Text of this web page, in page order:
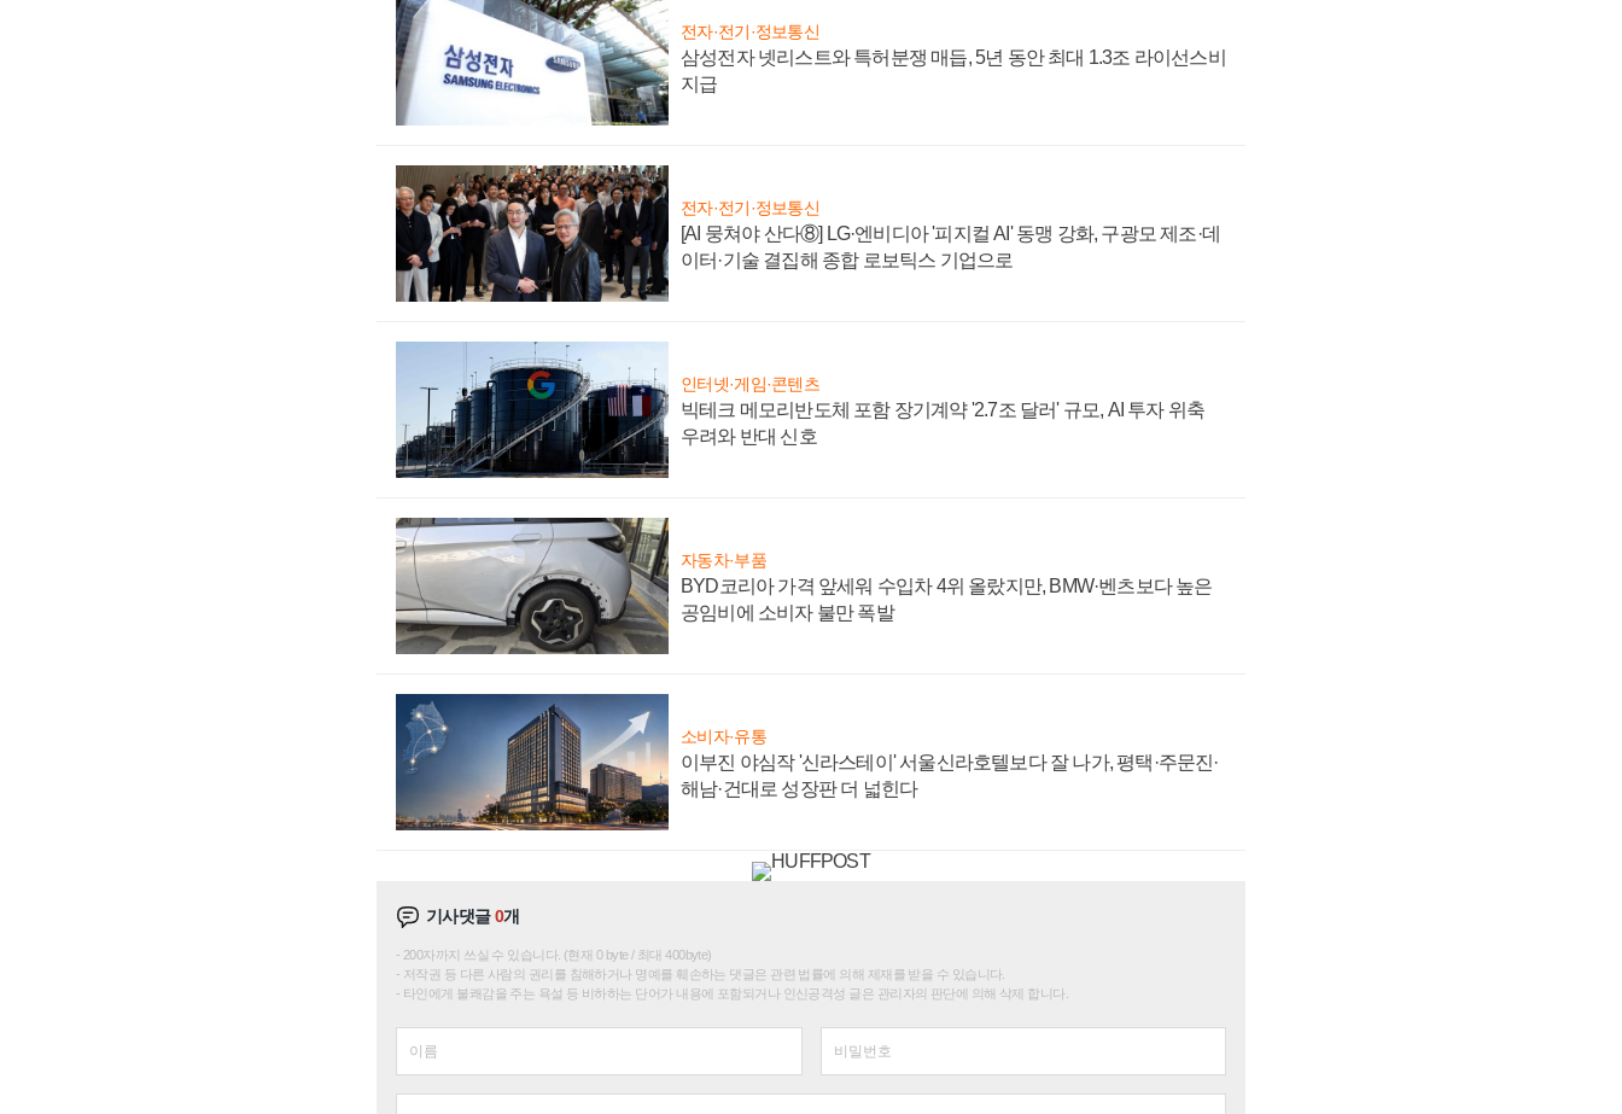
전자·전기·정보통신
삼성전자 넷리스트와 특허분쟁 매듭, 5년 동안 최대 1.3조 라이선스비
지급
전자·전기·정보통신
[AI 뭉쳐야 산다⑧] LG·엔비디아 '피지컬 AI' 동맹 강화, 구광모 제조·데
이터·기술 결집해 종합 로보틱스 기업으로
인터넷·게임·콘텐츠
빅테크 메모리반도체 포함 장기계약 '2.7조 달러' 규모, AI 투자 위축
우려와 반대 신호
자동차·부품
BYD코리아 가격 앞세워 수입차 4위 올랐지만, BMW·벤츠보다 높은
공임비에 소비자 불만 폭발
소비자·유통
이부진 야심작 '신라스테이' 서울신라호텔보다 잘 나가, 평택·주문진·
해남·건대로 성장판 더 넓힌다
기사댓글0개
200자까지 쓰실 수 있습니다. (현재 0 byte / 최대 400byte)
저작권 등 다른 사람의 권리를 침해하거나 명예를 훼손하는 댓글은 관련 법률에 의해 제재를 받을 수 있습니다.
타인에게 불쾌감을 주는 욕설 등 비하하는 단어가 내용에 포함되거나 인신공격성 글은 관리자의 판단에 의해 삭제 합니다.